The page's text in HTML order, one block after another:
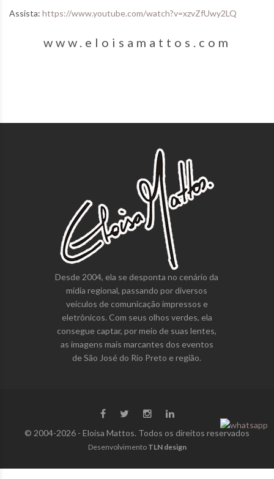
Assista: https://www.youtube.com/watch?v=xzvZfUwy2LQ
www.eloisamattos.com
Desde 2004, ela se desponta no cenário da
mídia regional, passando por diversos
veículos de comunicação impressos e
eletrônicos. Com seus olhos verdes, ela
consegue captar, por meio de suas lentes,
as imagens mais marcantes dos eventos
de São José do Rio Preto e região.
© 2004-2026 - Eloisa Mattos. Todos os direitos reservados
Desenvolvimento TLN design